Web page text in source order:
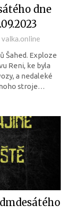
dne
Šahed. Exploze
Reni, ke byla
a nedaleké
stroje…